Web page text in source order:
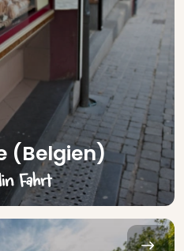
(Belgien)
Fahrt